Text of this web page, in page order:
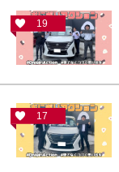
19
17